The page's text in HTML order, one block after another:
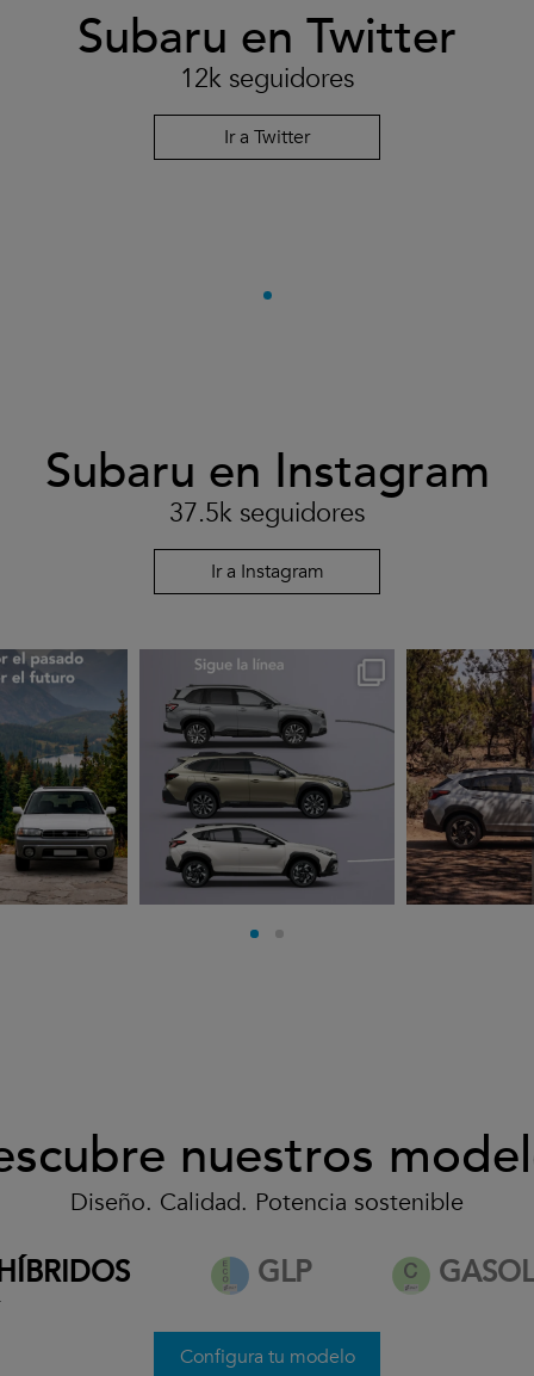
Subaru en Twitter
12k seguidores
Ir a Twitter
Subaru en Instagram
37.5k seguidores
Ir a Instagram
3
subarues
nuestros
Diseño. Calidad. Potencia sostenible
GLP
desde 32.500€*
Ver condiciones
Configura tu modelo